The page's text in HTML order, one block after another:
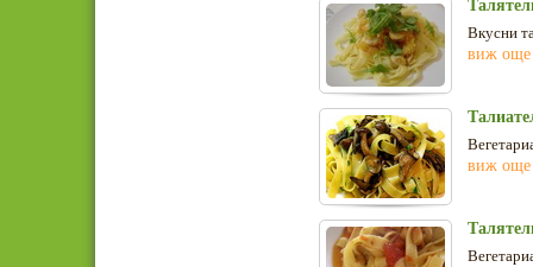
Вкусни
виж още
виж още